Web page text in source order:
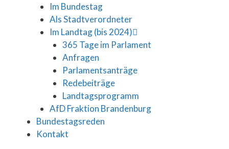
Im Bundestag
Als Stadtverordneter
Im Landtag (bis 2024)
365 Tage im Parlament
Anfragen
Parlamentsanträge
Redebeiträge
Landtagsprogramm
AfD Fraktion Brandenburg
Bundestagsreden
Kontakt